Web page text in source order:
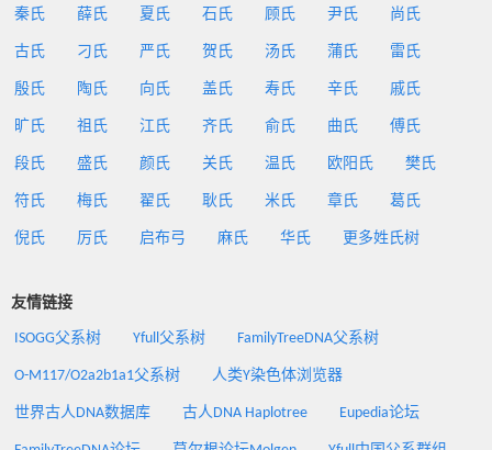
秦氏 薛氏 夏氏 石氏 顾氏 尹氏 尚氏
古氏 刁氏 严氏 贺氏 汤氏 蒲氏 雷氏
殷氏 陶氏 向氏 盖氏 寿氏 辛氏 戚氏
旷氏 祖氏 江氏 齐氏 俞氏 曲氏 傅氏
段氏 盛氏 颜氏 关氏 温氏 欧阳氏 樊氏
符氏 梅氏 翟氏 耿氏 米氏 章氏 葛氏
倪氏 厉氏 启布弓 麻氏 华氏 更多姓氏树
友情链接
ISOGG父系树 Yfull父系树 FamilyTreeDNA父系树
O-M117/O2a2b1a1父系树 人类Y染色体浏览器
世界古人DNA数据库 古人DNA Haplotree Eupedia论坛